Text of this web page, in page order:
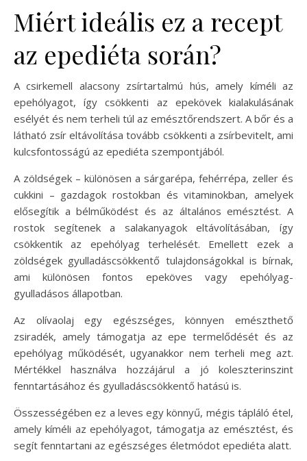
Miért ideális ez a recept
az epediéta során?
A csirkemell alacsony zsírtartalmú hús, amely kíméli az
epehólyagot, így csökkenti az epekövek kialakulásának
esélyét és nem terheli túl az emésztőrendszert. A bőr és a
látható zsír eltávolítása tovább csökkenti a zsírbevitelt, ami
kulcsfontosságú az epediéta szempontjából.
A zöldségek – különösen a sárgarépa, fehérrépa, zeller és
cukkini – gazdagok rostokban és vitaminokban, amelyek
elősegítik a bélműködést és az általános emésztést. A
rostok segítenek a salakanyagok eltávolításában, így
csökkentik az epehólyag terhelését. Emellett ezek a
zöldségek gyulladáscsökkentő tulajdonságokkal is bírnak,
ami különösen fontos epeköves vagy epehólyag-
gyulladásos állapotban.
Az olívaolaj egy egészséges, könnyen emészthető
zsiradék, amely támogatja az epe termelődését és az
epehólyag működését, ugyanakkor nem terheli meg azt.
Mértékkel használva hozzájárul a jó koleszterinszint
fenntartásához és gyulladáscsökkentő hatású is.
Összességében ez a leves egy könnyű, mégis tápláló étel,
amely kíméli az epehólyagot, támogatja az emésztést, és
segít fenntartani az egészséges életmódot epediéta alatt.